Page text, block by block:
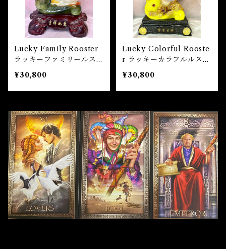
午 Horse
未 Sheep
申 Monkey
戌 Dog
亥 Pig
魔除け
健康
幸運
人生
願望実現
Lucky Family Rooster
ラッキーファミリールスタ
ー スーパービッグサイズ
¥30,800
Lucky Colorful Rooste
r ラッキーカラフルルスタ
ー スーパービッグサイズ
¥30,800